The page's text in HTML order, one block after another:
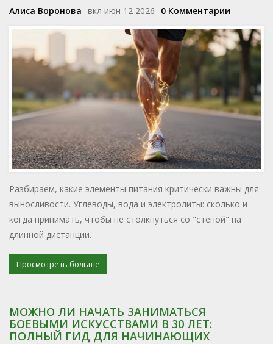
Алиса Воронова вкл июн 12 2026 0 Комментарии
Разбираем, какие элементы питания критически важны для
выносливости. Углеводы, вода и электролиты: сколько и
когда принимать, чтобы не столкнуться со "стеной" на
длинной дистанции.
Просмотреть больше
МОЖНО ЛИ НАЧАТЬ ЗАНИМАТЬСЯ
БОЕВЫМИ ИСКУССТВАМИ В 30 ЛЕТ:
ПОЛНЫЙ ГИД ДЛЯ НАЧИНАЮЩИХ